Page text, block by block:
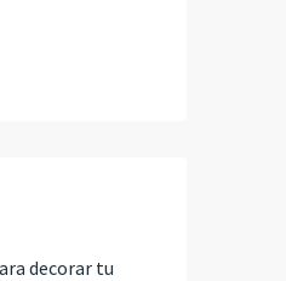
decorar tu